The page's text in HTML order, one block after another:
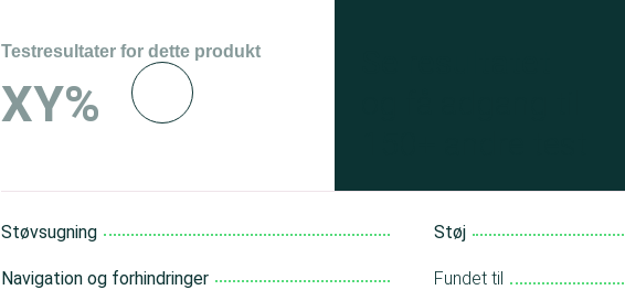
Testresultater for dette produkt
XY%
Støvsugning
Navigation og forhindringer
Støj
Fundet til